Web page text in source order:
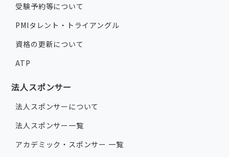
受験予約等について
PMIタレント・トライアングル
資格の更新について
ATP
法人スポンサー
法人スポンサーについて
法人スポンサー一覧
アカデミック・スポンサー 一覧